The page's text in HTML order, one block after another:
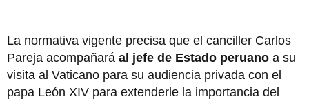
La normativa vigente precisa que el canciller Carlos
Pareja acompañará al jefe de Estado peruano a su
visita al Vaticano para su audiencia privada con el
papa León XIV para extenderle la importancia del